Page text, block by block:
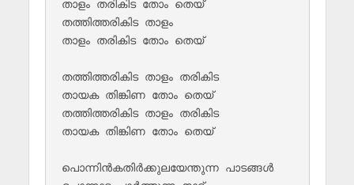
താളം തരികിട തോം തെയ്
തത്തിത്തരികിട താളം
താളം തരികിട തോം തെയ്
തത്തിത്തരികിട താളം തരികിട
തായക തിങ്കിണ തോം തെയ്
തത്തിത്തരികിട താളം തരികിട
തായക തിങ്കിണ തോം തെയ്
പൊന്നിൻകതിർക്കുലയേന്തുന്ന പാടങ്ങൾ